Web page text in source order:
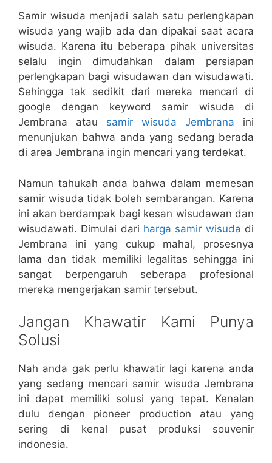
Samir wisuda menjadi salah satu perlengkapan
wisuda yang wajib ada dan dipakai saat acara
wisuda. Karena itu beberapa pihak universitas
selalu ingin dimudahkan dalam persiapan
perlengkapan bagi wisudawan dan wisudawati.
Sehingga tak sedikit dari mereka mencari di
google dengan keyword samir wisuda di
Jembrana atau samir wisuda Jembrana ini
menunjukan bahwa anda yang sedang berada
di area Jembrana ingin mencari yang terdekat.
Namun tahukah anda bahwa dalam memesan
samir wisuda tidak boleh sembarangan. Karena
ini akan berdampak bagi kesan wisudawan dan
wisudawati. Dimulai dari harga samir wisuda di
Jembrana ini yang cukup mahal, prosesnya
lama dan tidak memiliki legalitas sehingga ini
sangat berpengaruh seberapa profesional
mereka mengerjakan samir tersebut.
Jangan Khawatir Kami Punya
Solusi
Nah anda gak perlu khawatir lagi karena anda
yang sedang mencari samir wisuda Jembrana
ini dapat memiliki solusi yang tepat. Kenalan
dulu dengan pioneer production atau yang
sering di kenal pusat produksi souvenir
indonesia.